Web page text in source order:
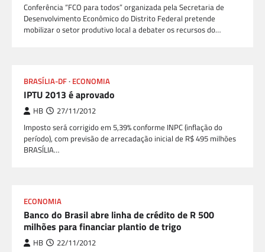
Conferência “FCO para todos” organizada pela Secretaria de
Desenvolvimento Econômico do Distrito Federal pretende
mobilizar o setor produtivo local a debater os recursos do…
BRASÍLIA-DF ECONOMIA
IPTU 2013 é aprovado
HB 27/11/2012
Imposto será corrigido em 5,39% conforme INPC (inflação do
período), com previsão de arrecadação inicial de R$ 495 milhões
BRASÍLIA…
ECONOMIA
Banco do Brasil abre linha de crédito de R 500
milhões para financiar plantio de trigo
HB 22/11/2012